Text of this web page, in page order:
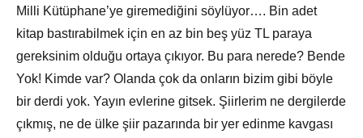
Milli Kütüphane’ye giremediğini söylüyor…. Bin adet
kitap bastırabilmek için en az bin beş yüz TL paraya
gereksinim olduğu ortaya çıkıyor. Bu para nerede? Bende
Yok! Kimde var? Olanda çok da onların bizim gibi böyle
bir derdi yok. Yayın evlerine gitsek. Şiirlerim ne dergilerde
çıkmış, ne de ülke şiir pazarında bir yer edinme kavgası